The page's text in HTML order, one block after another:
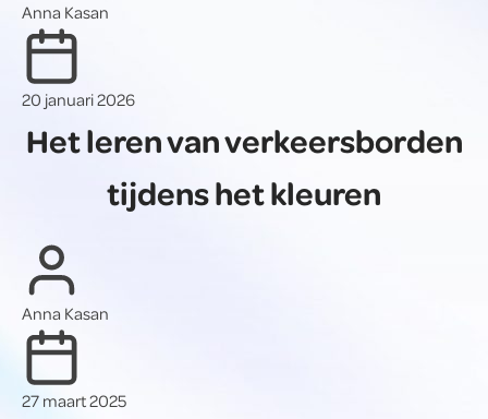
Anna Kasan
20 januari 2026
Het leren van verkeersborden
tijdens het kleuren
Anna Kasan
27 maart 2025